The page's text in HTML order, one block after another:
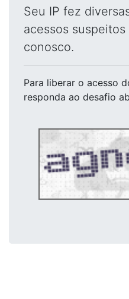
Seu IP fez
acessos
conosco.
Para liberar o acesso
responda ao desafio